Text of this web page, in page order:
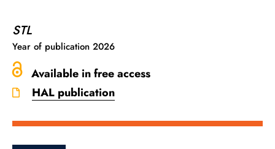
STL
Year of publication 2026
Available in free access
HAL publication